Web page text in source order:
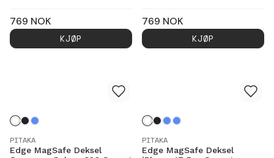
769 NOK
KJØP
769 NOK
KJØP
PITAKA
Edge MagSafe Deksel
PITAKA
Edge MagSafe Deksel